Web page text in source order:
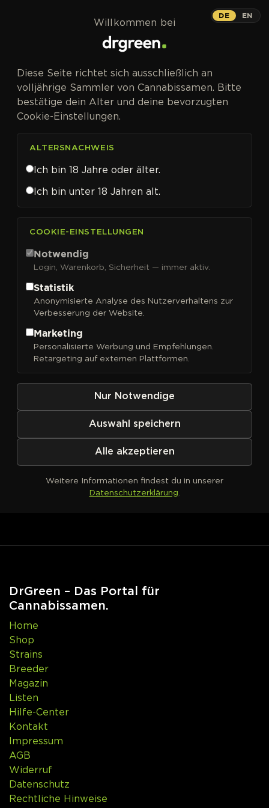
CANNABISSAMEN VON SUBCOOL SEEDS KAUFEN
Subcool Seeds
Kein Produkt definiert
DrGreen – Das Portal für
Cannabissamen.
Home
Shop
Strains
Breeder
Magazin
Listen
Hilfe-Center
Kontakt
Impressum
AGB
Widerruf
Datenschutz
Rechtliche Hinweise
DE EN
Willkommen bei
Diese Seite richtet sich ausschließlich an
volljährige Sammler von Cannabissamen. Bitte
bestätige dein Alter und deine bevorzugten
Cookie-Einstellungen.
ALTERSNACHWEIS
Ich bin 18 Jahre oder älter.
Ich bin unter 18 Jahren alt.
COOKIE-EINSTELLUNGEN
Notwendig
Login, Warenkorb, Sicherheit — immer aktiv.
Statistik
Anonymisierte Analyse des Nutzerverhaltens zur
Verbesserung der Website.
Marketing
Personalisierte Werbung und Empfehlungen.
Retargeting auf externen Plattformen.
Nur Notwendige
Auswahl speichern
Alle akzeptieren
Weitere Informationen findest du in unserer
Datenschutzerklärung